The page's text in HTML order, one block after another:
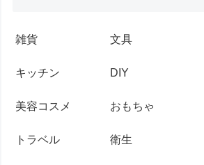
雑貨 文具
キッチン DIY
美容コスメ おもちゃ
トラベル 衛生